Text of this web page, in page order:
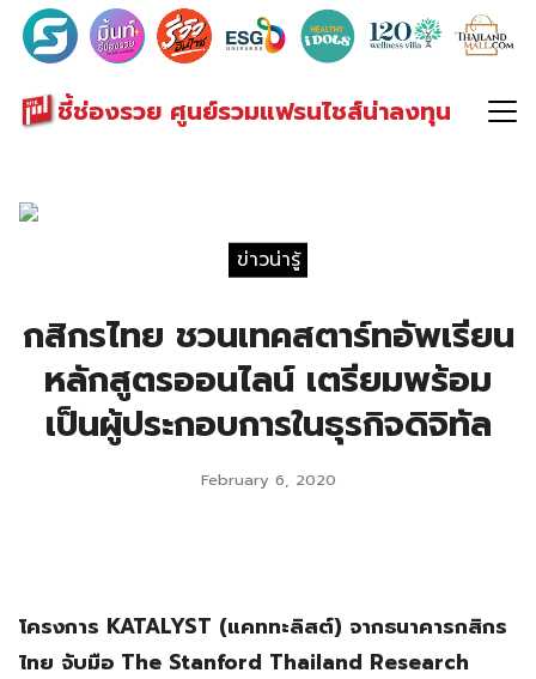
ชี้ช่องรวย ศูนย์รวมแฟรนไชส์น่าลงทุน
Search
for:
ข่าวน่ารู้
กสิกรไทย ชวนเทคสตาร์ทอัพเรียน
หลักสูตรออนไลน์ เตรียมพร้อม
เป็นผู้ประกอบการในธุรกิจดิจิทัล
February 6, 2020
โครงการ KATALYST (แคททะลิสต์) จากธนาคารกสิกร
ไทย จับมือ The Stanford Thailand Research